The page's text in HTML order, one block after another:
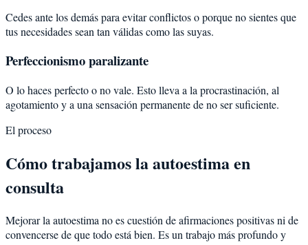
Cedes ante los demás para evitar conflictos o porque no sientes que
tus necesidades sean tan válidas como las suyas.
Perfeccionismo paralizante
O lo haces perfecto o no vale. Esto lleva a la procrastinación, al
agotamiento y a una sensación permanente de no ser suficiente.
El proceso
Cómo trabajamos la autoestima en
consulta
Mejorar la autoestima no es cuestión de afirmaciones positivas ni de
convencerse de que todo está bien. Es un trabajo más profundo y